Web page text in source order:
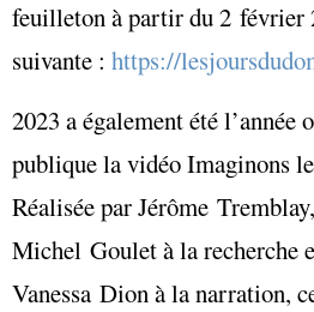
feuilleton à partir du 2 février
suivante : https://
2023 a également été l’année
publique la vidéo Imaginons
Réalisée par Jérôme
Michel Goulet à la recherche
Vanessa Dion à la narration,